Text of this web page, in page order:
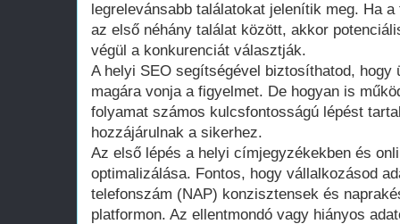
legrelevánsabb találatokat jelenítik meg. Ha
az első néhány találat között, akkor
végül a konkurenciát választják.
A helyi SEO segítségével biztosíthatod, hogy
magára vonja a figyelmet. De hogyan is
folyamat számos kulcsfontosságú lépést
hozzájárulnak a sikerhez.
Az első lépés a helyi címjegyzékekben és
optimalizálása. Fontos, hogy vállalkozásod
telefonszám (NAP) konzisztensek és
platformon. Az ellentmondó vagy hiányos